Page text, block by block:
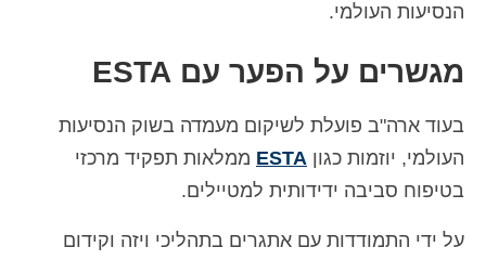
הנסיעות העולמי.
מגשרים על הפער עם ESTA
בעוד ארה"ב פועלת לשיקום מעמדה בשוק הנסיעות
העולמי, יוזמות כגון ESTA ממלאות תפקיד מרכזי
בטיפוח סביבה ידידותית למטיילים.
על ידי התמודדות עם אתגרים בתהליכי ויזה וקידום